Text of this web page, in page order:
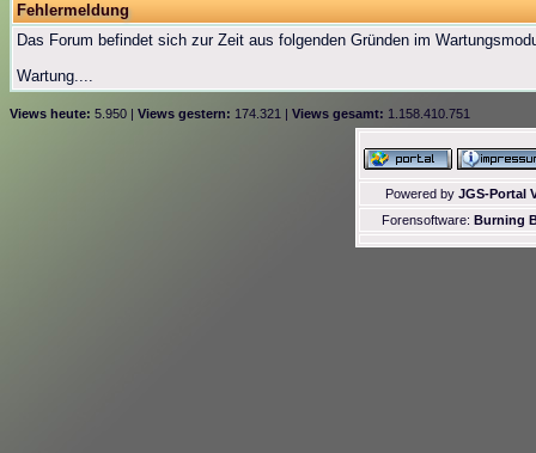
Fehlermeldung
Das Forum befindet sich zur Zeit aus folgenden Gründen im
Wartung....
Views heute: 5.950 | Views gestern: 174.321 | Views gesamt: 1.158.410.751
Powered by JGS-Portal
Forensoftware: Burning